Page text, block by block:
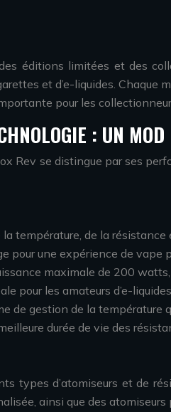
éditions limitées et des
et d’e-liquides. Chaque
pour les
: UN
Rev se distingue par ses
température, de la
pour une expérience de vape
maximale de 200
pour les amateurs d’e-
de gestion de la
durée de vie des
types d’atomiseurs et de
ainsi que des